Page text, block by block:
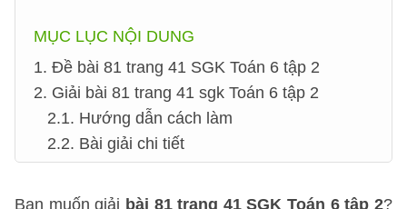
MỤC LỤC NỘI DUNG
1. Đề bài 81 trang 41 SGK Toán 6 tập 2
2. Giải bài 81 trang 41 sgk Toán 6 tập 2
2.1. Hướng dẫn cách làm
2.2. Bài giải chi tiết
Bạn muốn giải bài 81 trang 41 SGK Toán 6 tập 2?